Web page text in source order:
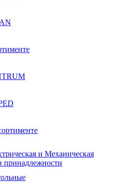
и Механическая
принадлежности